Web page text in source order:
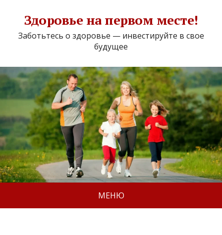
Здоровье на первом месте!
Заботьтесь о здоровье — инвестируйте в свое
будущее
МЕНЮ